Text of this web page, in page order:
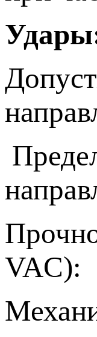
VAC):